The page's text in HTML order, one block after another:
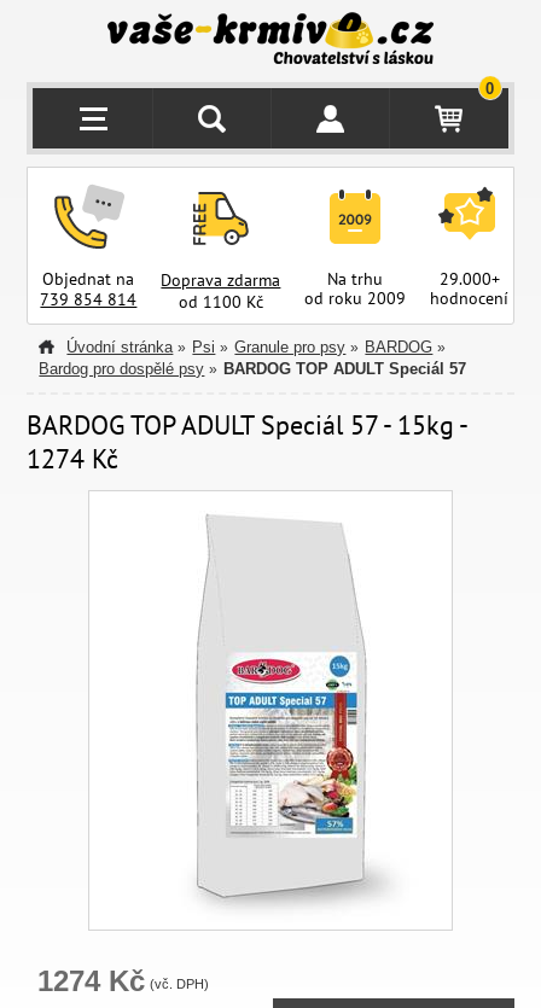
0
Objednat na
739 854 814
Doprava zdarma
od 1100 Kč
Na trhu
od roku 2009
29.000+
hodnocení
Úvodní stránka » Psi » Granule pro psy » BARDOG »
Bardog pro dospělé psy » BARDOG TOP ADULT Speciál 57
BARDOG TOP ADULT Speciál 57 - 15kg -
1274 Kč
1274 Kč (vč. DPH)